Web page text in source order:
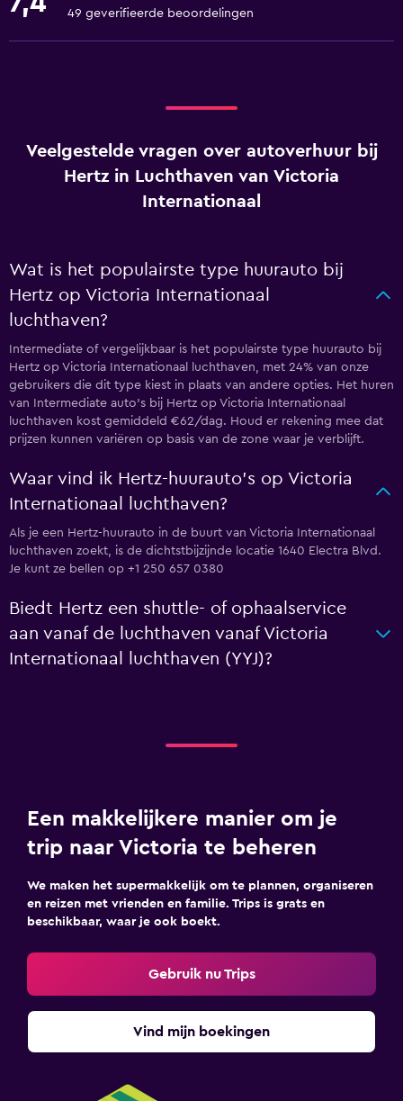
49 geverifieerde beoordelingen
Veelgestelde vragen over autoverhuur bij
Hertz in Luchthaven van Victoria
Internationaal
Wat is het populairste type huurauto bij
Hertz op Victoria Internationaal
luchthaven?
Intermediate of vergelijkbaar is het populairste type huurauto bij
Hertz op Victoria Internationaal luchthaven, met 24% van onze
gebruikers die dit type kiest in plaats van andere opties. Het huren
van Intermediate auto's bij Hertz op Victoria Internationaal
luchthaven kost gemiddeld €62/dag. Houd er rekening mee dat
prijzen kunnen variëren op basis van de zone waar je verblijft.
Waar vind ik Hertz-huurauto's op Victoria
Internationaal luchthaven?
Als je een Hertz-huurauto in de buurt van Victoria Internationaal
luchthaven zoekt, is de dichtstbijzijnde locatie 1640 Electra Blvd.
Je kunt ze bellen op +1 250 657 0380
Biedt Hertz een shuttle- of ophaalservice
aan vanaf de luchthaven vanaf Victoria
Internationaal luchthaven (YYJ)?
Een makkelijkere manier om je
trip naar Victoria te beheren
We maken het supermakkelijk om te plannen, organiseren
en reizen met vrienden en familie. Trips is grats en
beschikbaar, waar je ook boekt.
Gebruik nu Trips
Vind mijn boekingen